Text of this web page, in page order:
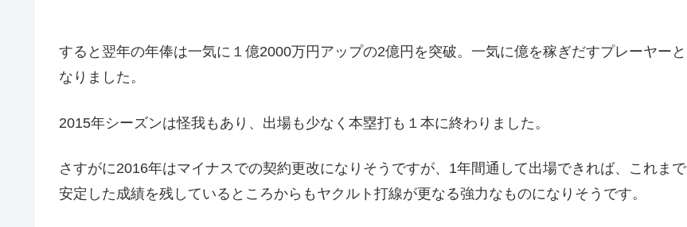
すると翌年の年俸は一気に１億2000万円アップの2億円を突破。一気に億を稼ぎだすプレーヤーと
なりました。
2015年シーズンは怪我もあり、出場も少なく本塁打も１本に終わりました。
さすがに2016年はマイナスでの契約更改になりそうですが、1年間通して出場できれば、これまで
安定した成績を残しているところからもヤクルト打線が更なる強力なものになりそうです。